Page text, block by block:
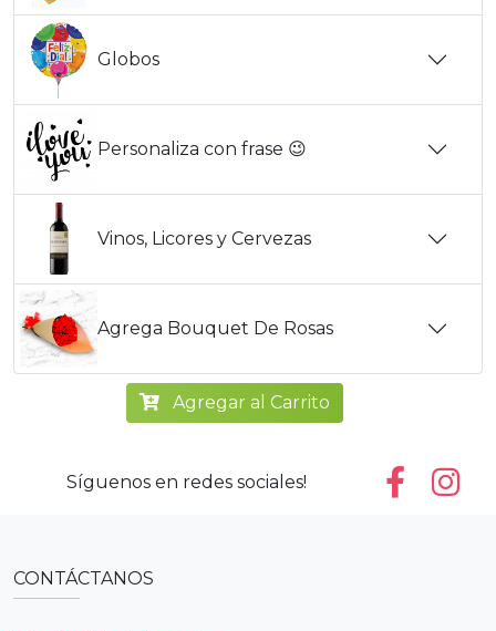
Globos
Personaliza con frase 😉
Vinos, Licores y Cervezas
Agrega Bouquet De Rosas
Agregar al Carrito
Síguenos en redes sociales!
CONTÁCTANOS